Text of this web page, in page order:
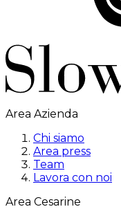
Area Azienda
Chi siamo
Area press
Team
Lavora con noi
Area Cesarine